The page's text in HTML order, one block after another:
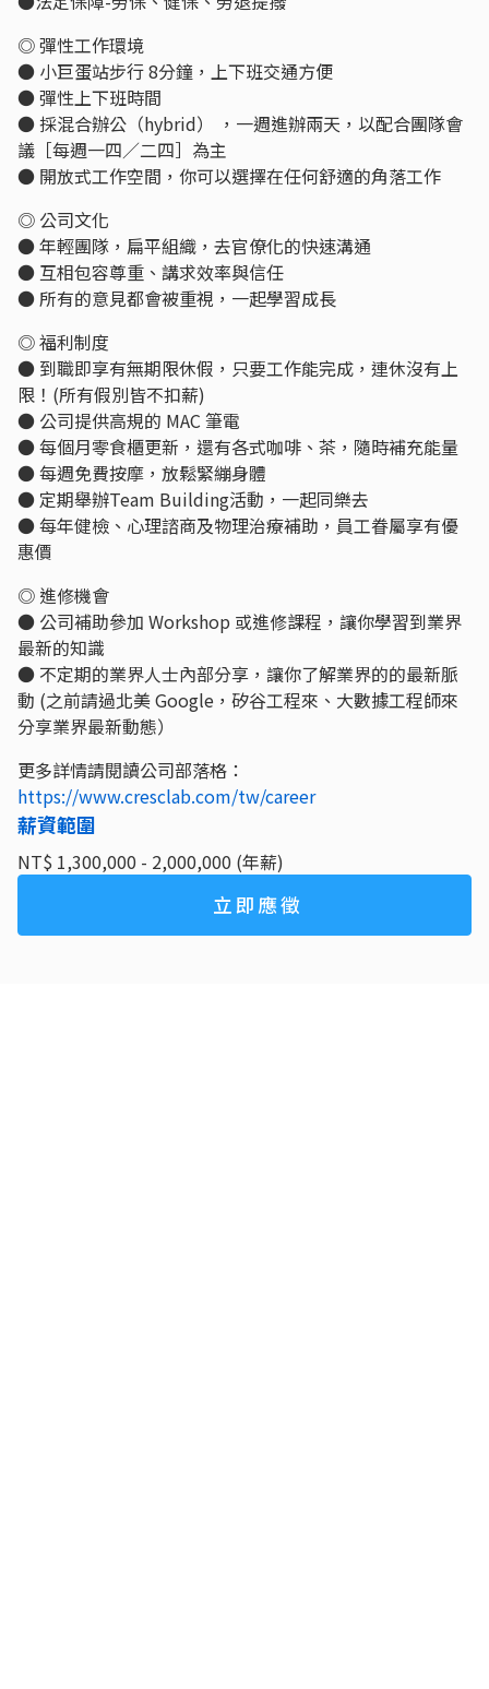
◎ 彈性工作環境
● 小巨蛋站步行 8分鐘，上下班交通方便
● 彈性上下班時間
● 採混合辦公（hybrid） ，一週進辦兩天，以配合團隊會
議［每週一四／二四］為主
● 開放式工作空間，你可以選擇在任何舒適的角落工作
◎ 公司文化
● 年輕團隊，扁平組織，去官僚化的快速溝通
● 互相包容尊重、講求效率與信任
● 所有的意見都會被重視，一起學習成長
◎ 福利制度
● 到職即享有無期限休假，只要工作能完成，連休沒有上
限！(所有假別皆不扣薪)
● 公司提供高規的 MAC 筆電
● 每個月零食櫃更新，還有各式咖啡、茶，隨時補充能量
● 每週免費按摩，放鬆緊繃身體
● 定期舉辦Team Building活動，一起同樂去
● 每年健檢、心理諮商及物理治療補助，員工眷屬享有優
惠價
◎ 進修機會
● 公司補助參加 Workshop 或進修課程，讓你學習到業界
最新的知識
● 不定期的業界人士內部分享，讓你了解業界的的最新脈
動 (之前請過北美 Google，矽谷工程來、大數據工程師來
分享業界最新動態）
更多詳情請閱讀公司部落格：
https://www.cresclab.com/tw/career
薪資範圍
NT$ 1,300,000 - 2,000,000 (年薪)
立即應徵